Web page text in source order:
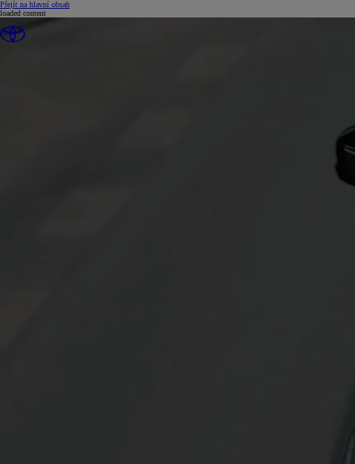
Přejít na hlavní obsah(Press Enter)
loaded content